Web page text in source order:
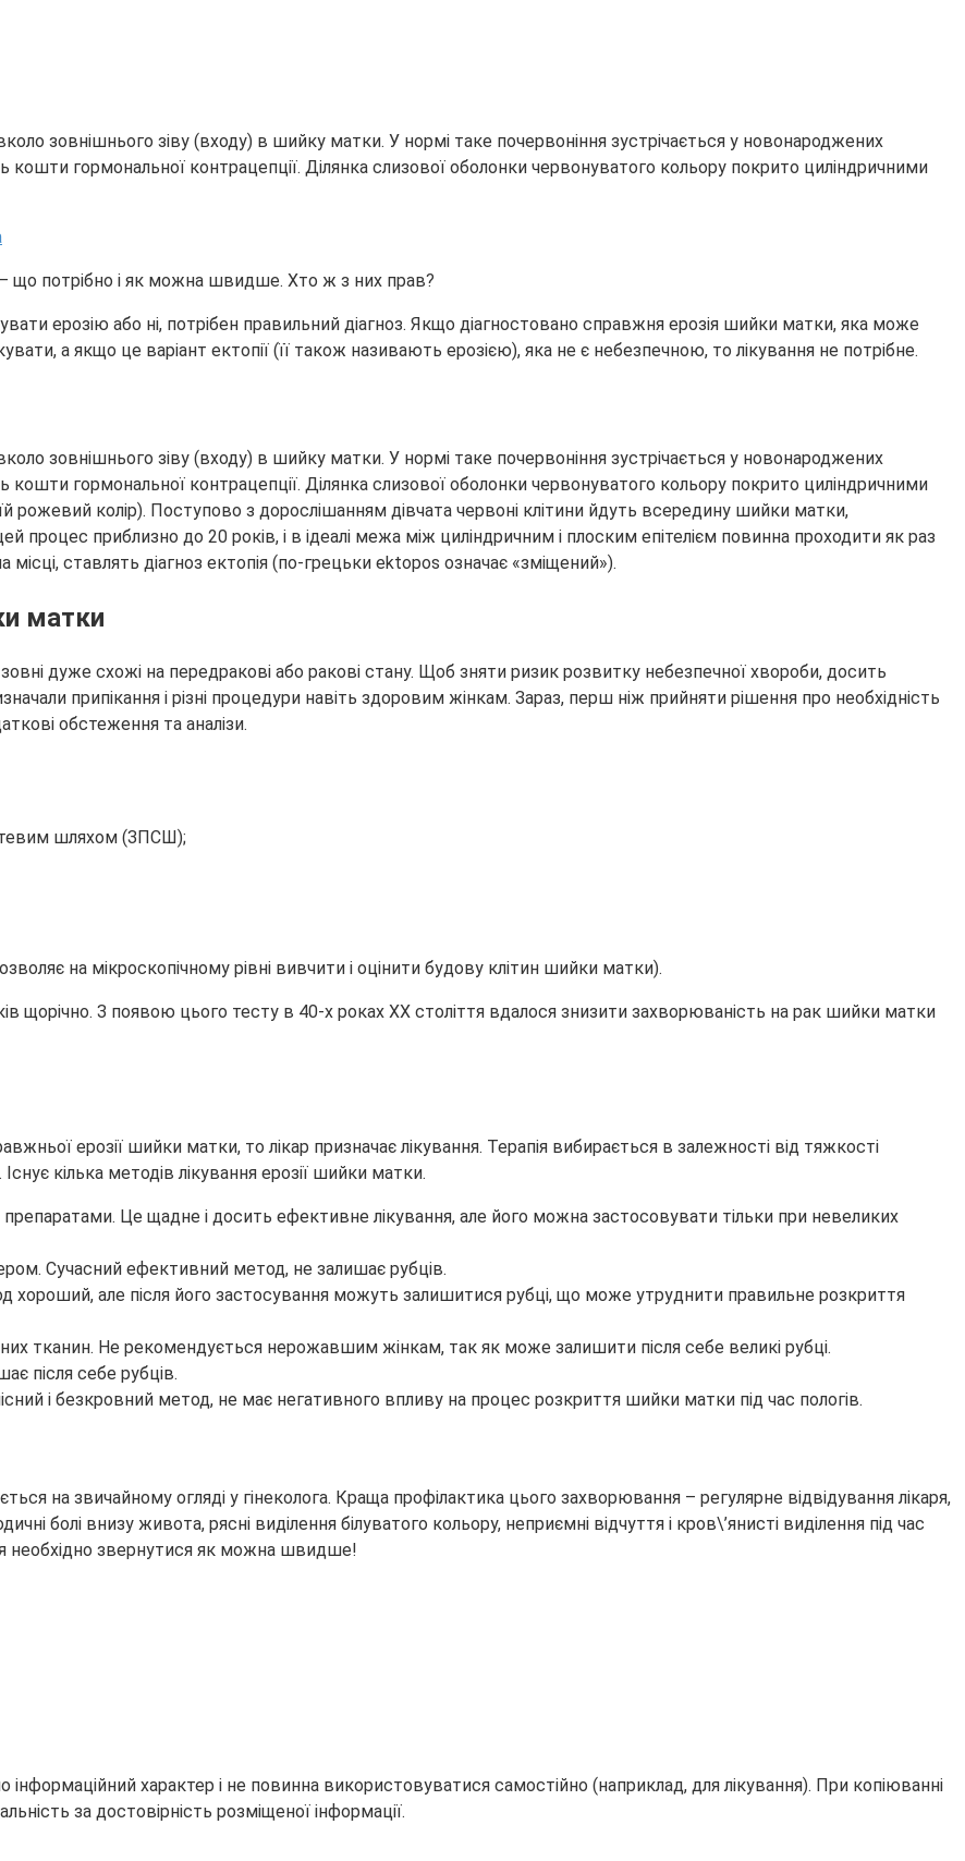
зовнішнього зіву (входу) в шийку матки. У нормі таке почервоніння зустрічається у новонароджених
гормональної контрацепції. Ділянка слизової оболонки червонуватого кольору покрито циліндричними
– що потрібно і як можна швидше. Хто ж з них прав?
ерозію або ні, потрібен правильний діагноз. Якщо діагностовано справжня ерозія шийки матки, яка може
а якщо це варіант ектопії (її також називають ерозією), яка не є небезпечною, то лікування не потрібне.
зовнішнього зіву (входу) в шийку матки. У нормі таке почервоніння зустрічається у новонароджених
гормональної контрацепції. Ділянка слизової оболонки червонуватого кольору покрито циліндричними
рожевий колір). Поступово з дорослішанням дівчата червоні клітини йдуть всередину шийки матки,
процес приблизно до 20 років, і в ідеалі межа між циліндричним і плоским епітелієм повинна проходити як раз
ставлять діагноз ектопія (по-грецьки ektopos означає «зміщений»).
матки
дуже схожі на передракові або ракові стану. Щоб зняти ризик розвитку небезпечної хвороби, досить
припікання і різні процедури навіть здоровим жінкам. Зараз, перш ніж прийняти рішення про необхідність
обстеження та аналізи.
шляхом (ЗПСШ);
на мікроскопічному рівні вивчити і оцінити будову клітин шийки матки).
щорічно. З появою цього тесту в 40-х роках XX століття вдалося знизити захворюваність на рак шийки матки
ерозії шийки матки, то лікар призначає лікування. Терапія вибирається в залежності від тяжкості
кілька методів лікування ерозії шийки матки.
Це щадне і досить ефективне лікування, але його можна застосовувати тільки при невеликих
Сучасний ефективний метод, не залишає рубців.
хороший, але після його застосування можуть залишитися рубці, що може утруднити правильне розкриття
тканин. Не рекомендується нерожавшим жінкам, так як може залишити після себе великі рубці.
після себе рубців.
і безкровний метод, не має негативного впливу на процес розкриття шийки матки під час пологів.
на звичайному огляді у гінеколога. Краща профілактика цього захворювання – регулярне відвідування лікаря,
болі внизу живота, рясні виділення білуватого кольору, неприємні відчуття і кров\’янисті виділення під час
необхідно звернутися як можна швидше!
характер і не повинна використовуватися самостійно (наприклад, для лікування). При копіюванні
за достовірність розміщеної інформації.